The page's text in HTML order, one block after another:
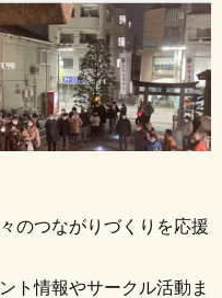
のつながりづくりを応援
ト情報やサークル活動ま